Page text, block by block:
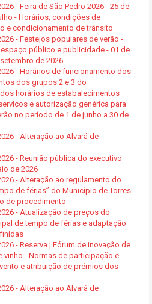
- Feira de São Pedro 2026 - 25 de
- Horários, condições de
e condicionamento de trânsito
- Festejos populares de verão -
público e publicidade - 01 de
de 2026
- Horários de funcionamento dos
dos grupos 2 e 3 do
horários de estabalecimentos
e autorização genérica para
no período de 1 de junho a 30 de
- Alteração ao Alvará de
- Reunião pública do executivo
de 2026
- Alteração ao regulamento do
de férias” do Município de Torres
de procedimento
- Atualização de preços do
de tempo de férias e adaptação
- Reserva | Fórum de inovação de
vinho - Normas de participação e
e atribuição de prémios dos
- Alteração ao Alvará de